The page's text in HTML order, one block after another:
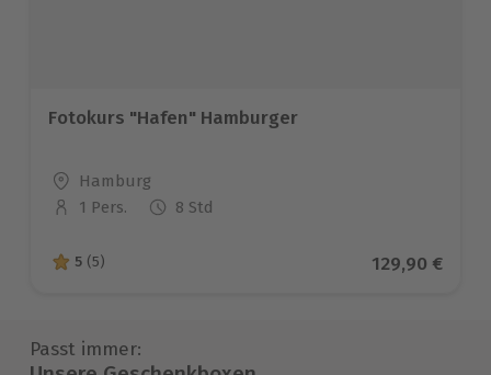
Fotokurs "Hafen" Hamburger
Standort
Hamburg
Anzahl der Teilnehmer
1 Pers. 8 Std
5 von 5 Sternen basierend auf 5 Bewertungen
5 (5) Aktueller
129,90 €
Passt immer: